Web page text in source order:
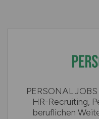
HR-Recruiting,
beruflichen